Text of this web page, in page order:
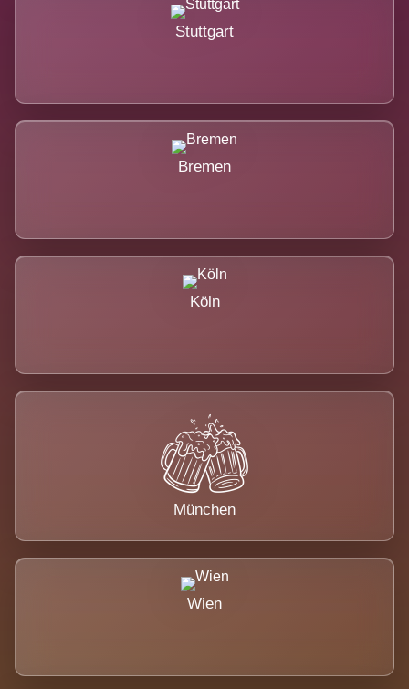
Stuttgart
Bremen
Köln
München
Wien